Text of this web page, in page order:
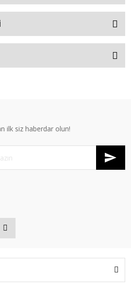
ilk siz haberdar olun!